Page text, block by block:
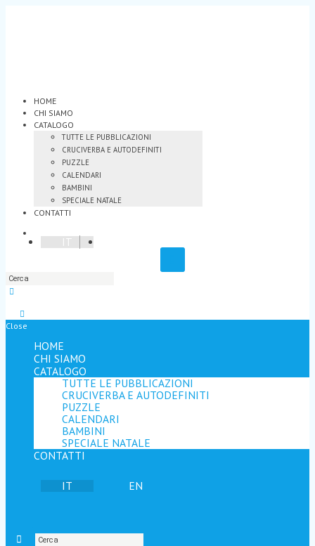
HOME
CHI SIAMO
CATALOGO
TUTTE LE PUBBLICAZIONI
CRUCIVERBA E AUTODEFINITI
PUZZLE
CALENDARI
BAMBINI
SPECIALE NATALE
CONTATTI
IT
Close
HOME
CHI SIAMO
CATALOGO
TUTTE LE PUBBLICAZIONI
CRUCIVERBA E AUTODEFINITI
PUZZLE
CALENDARI
BAMBINI
SPECIALE NATALE
CONTATTI
IT EN